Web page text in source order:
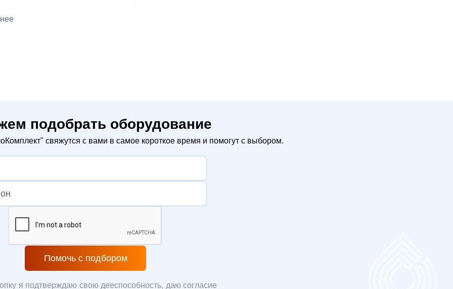
подобрать оборудование
свяжутся с вами в самое короткое время и помогут с выбором.
Помочь с подбором
я подтверждаю свою дееспособность, даю согласие